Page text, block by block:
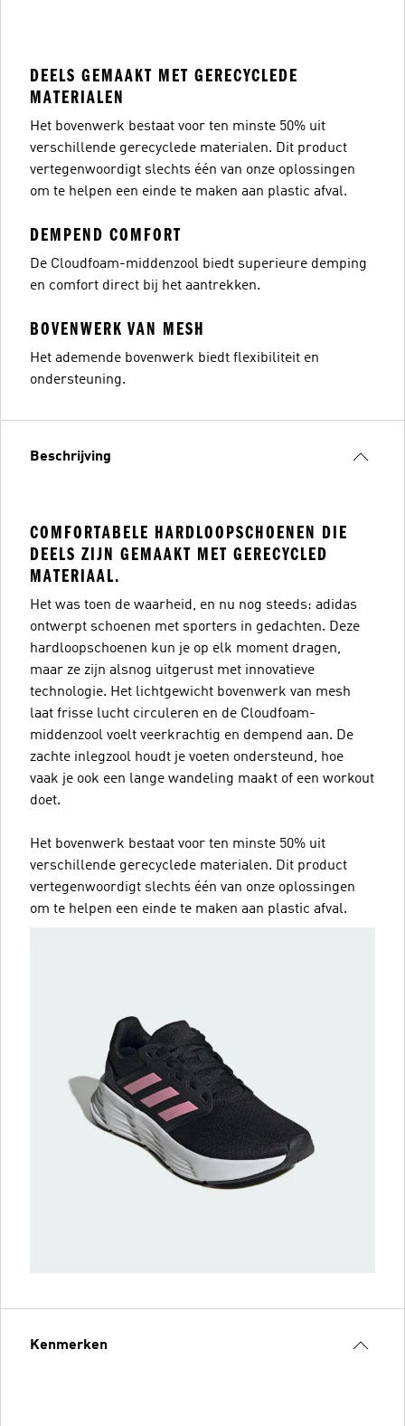
DEELS GEMAAKT MET GERECYCLEDE
MATERIALEN
Het bovenwerk bestaat voor ten minste 50% uit
verschillende gerecyclede materialen. Dit product
vertegenwoordigt slechts één van onze oplossingen
om te helpen een einde te maken aan plastic afval.
DEMPEND COMFORT
De Cloudfoam-middenzool biedt superieure demping
en comfort direct bij het aantrekken.
BOVENWERK VAN MESH
Het ademende bovenwerk biedt flexibiliteit en
ondersteuning.
Beschrijving
COMFORTABELE HARDLOOPSCHOENEN DIE
DEELS ZIJN GEMAAKT MET GERECYCLED
MATERIAAL.
Het was toen de waarheid, en nu nog steeds: adidas
ontwerpt schoenen met sporters in gedachten. Deze
hardloopschoenen kun je op elk moment dragen,
maar ze zijn alsnog uitgerust met innovatieve
technologie. Het lichtgewicht bovenwerk van mesh
laat frisse lucht circuleren en de Cloudfoam-
middenzool voelt veerkrachtig en dempend aan. De
zachte inlegzool houdt je voeten ondersteund, hoe
vaak je ook een lange wandeling maakt of een workout
doet.
Het bovenwerk bestaat voor ten minste 50% uit
verschillende gerecyclede materialen. Dit product
vertegenwoordigt slechts één van onze oplossingen
om te helpen een einde te maken aan plastic afval.
Kenmerken